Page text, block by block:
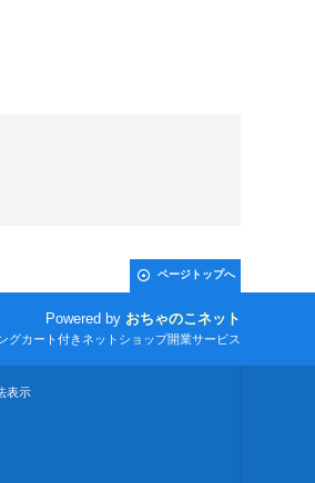
ページトップへ
Powered by おちゃのこネット
グカート付きネットショップ開業サービス
表示